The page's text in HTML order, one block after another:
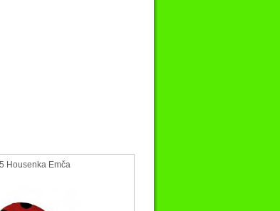
Housenka Emča